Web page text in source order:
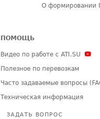
О формировании
ПОМОЩЬ
Видео по работе с ATI.SU
Полезное по перевозкам
Часто задаваемые вопросы
Техническая информация
ЗАДАТЬ ВОПРОС